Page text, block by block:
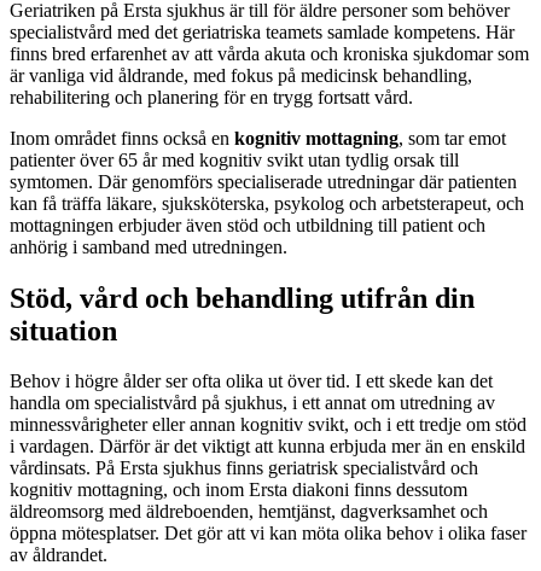
Geriatriken på Ersta sjukhus är till för äldre personer som behöver
specialistvård med det geriatriska teamets samlade kompetens. Här
finns bred erfarenhet av att vårda akuta och kroniska sjukdomar som
är vanliga vid åldrande, med fokus på medicinsk behandling,
rehabilitering och planering för en trygg fortsatt vård.
Inom området finns också en kognitiv mottagning, som tar emot
patienter över 65 år med kognitiv svikt utan tydlig orsak till
symtomen. Där genomförs specialiserade utredningar där patienten
kan få träffa läkare, sjuksköterska, psykolog och arbetsterapeut, och
mottagningen erbjuder även stöd och utbildning till patient och
anhörig i samband med utredningen.
Stöd, vård och behandling utifrån din
situation
Behov i högre ålder ser ofta olika ut över tid. I ett skede kan det
handla om specialistvård på sjukhus, i ett annat om utredning av
minnessvårigheter eller annan kognitiv svikt, och i ett tredje om stöd
i vardagen. Därför är det viktigt att kunna erbjuda mer än en enskild
vårdinsats. På Ersta sjukhus finns geriatrisk specialistvård och
kognitiv mottagning, och inom Ersta diakoni finns dessutom
äldreomsorg med äldreboenden, hemtjänst, dagverksamhet och
öppna mötesplatser. Det gör att vi kan möta olika behov i olika faser
av åldrandet.